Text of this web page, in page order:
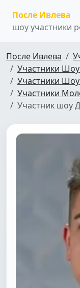
После Ивлева
шоу участники
После Ивлева
Участники
Участники
Участники
Участник шоу